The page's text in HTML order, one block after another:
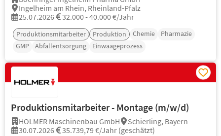
Ingelheim am Rhein, Rheinland-Pfalz
25.07.2026
32.000 - 40.000 €/Jahr
Produktionsmitarbeiter Produktion Chemie
Pharmazie
GMP
Abfallentsorgung Einwaageprozess
Produktionsmitarbeiter - Montage (m/w/d)
HOLMER Maschinenbau GmbH
Schierling, Bayern
30.07.2026
35.739,79 €/Jahr (geschätzt)